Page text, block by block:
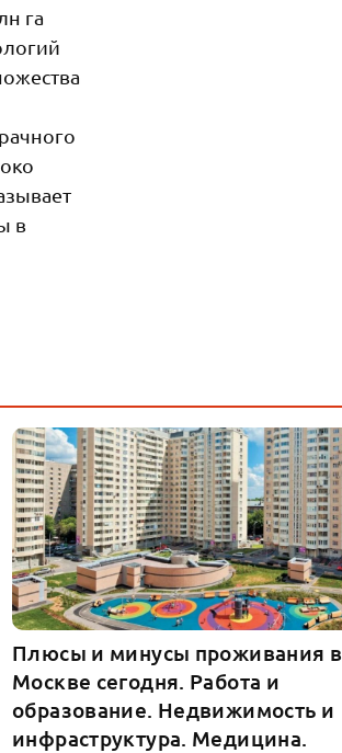
га
в
Плюсы и минусы проживания в
Москве сегодня. Работа и
образование. Недвижимость и
инфраструктура. Медицина.